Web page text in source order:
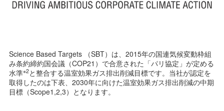
Science Based Targets （SBT）は、2015年の国連気候変動枠組
み条約締約国会議（COP21）で合意された「パリ協定」が定める
水準※2と整合する温室効果ガス排出削減目標です。当社が認定を
取得したのは下表、2030年に向けた温室効果ガス排出削減の中期
目標（Scope1,2,3）となります。